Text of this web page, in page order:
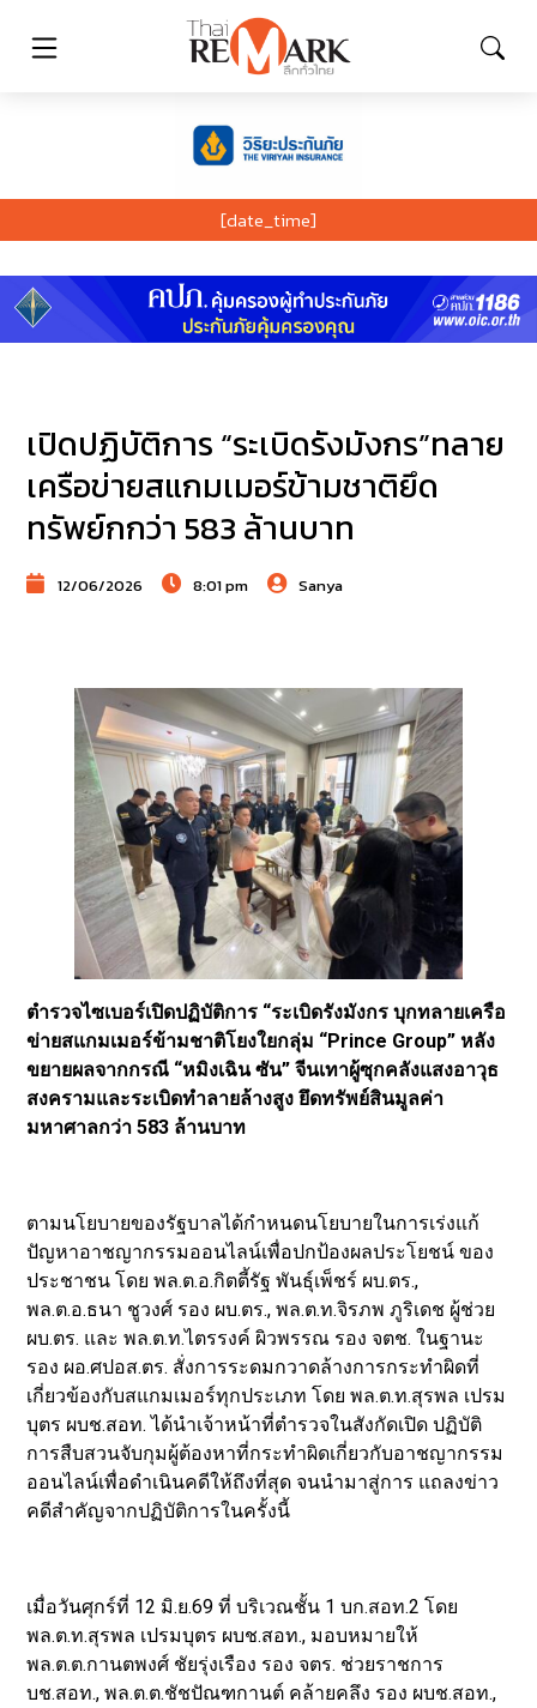
[date_time]
เปิดปฏิบัติการ “ระเบิดรังมังกร”ทลาย
เครือข่ายสแกมเมอร์ข้ามชาติยึด
ทรัพย์กกว่า 583 ล้านบาท
12/06/2026 8:01 pm Sanya
ตำรวจไซเบอร์เปิดปฏิบัติการ “ระเบิดรังมังกร บุกทลายเครือ
ข่ายสแกมเมอร์ข้ามชาติโยงใยกลุ่ม “Prince Group” หลัง
ขยายผลจากกรณี “หมิงเฉิน ซัน” จีนเทาผู้ซุกคลังแสงอาวุธ
สงครามและระเบิดทำลายล้างสูง ยึดทรัพย์สินมูลค่า
มหาศาลกว่า 583 ล้านบาท
ตามนโยบายของรัฐบาลได้กำหนดนโยบายในการเร่งแก้
ปัญหาอาชญากรรมออนไลน์เพื่อปกป้องผลประโยชน์ ของ
ประชาชน โดย พล.ต.อ.กิตตี้รัฐ พันธุ์เพ็ชร์ ผบ.ตร.,
พล.ต.อ.ธนา ชูวงศ์ รอง ผบ.ตร., พล.ต.ท.จิรภพ ภูริเดช ผู้ช่วย
ผบ.ตร. และ พล.ต.ท.ไตรรงค์ ผิวพรรณ รอง จตช. ในฐานะ
รอง ผอ.ศปอส.ตร. สั่งการระดมกวาดล้างการกระทำผิดที่
เกี่ยวข้องกับสแกมเมอร์ทุกประเภท โดย พล.ต.ท.สุรพล เปรม
บุตร ผบช.สอท. ได้นำเจ้าหน้าที่ตำรวจในสังกัดเปิด ปฏิบัติ
การสืบสวนจับกุมผู้ต้องหาที่กระทำผิดเกี่ยวกับอาชญากรรม
ออนไลน์เพื่อดำเนินคดีให้ถึงที่สุด จนนำมาสู่การ แถลงข่าว
คดีสำคัญจากปฏิบัติการในครั้งนี้
เมื่อวันศุกร์ที่ 12 มิ.ย.69 ที่ บริเวณชั้น 1 บก.สอท.2 โดย
พล.ต.ท.สุรพล เปรมบุตร ผบช.สอท., มอบหมายให้
พล.ต.ต.กานตพงศ์ ชัยรุ่งเรือง รอง จตร. ช่วยราชการ
บช.สอท., พล.ต.ต.ชัชปัณฑกานต์ คล้ายคลึง รอง ผบช.สอท.,